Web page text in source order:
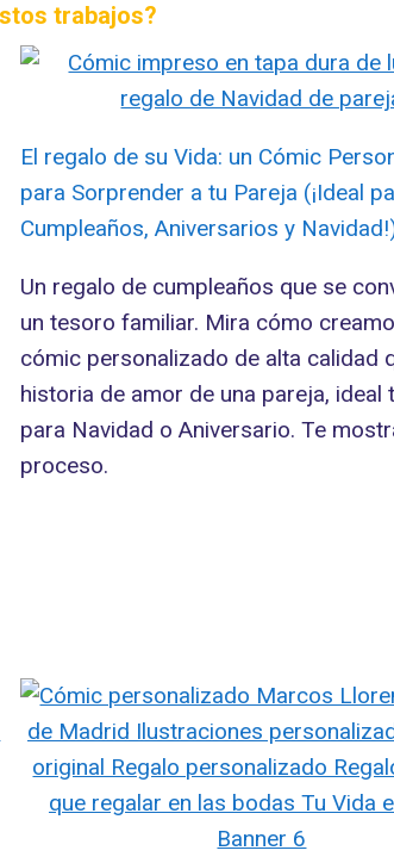
trabajos?
El regalo de su Vida: un Cómic
para Sorprender a tu Pareja (¡Ideal
Cumpleaños, Aniversarios y
Un regalo de cumpleaños que se
un tesoro familiar. Mira cómo
cómic personalizado de alta calidad
historia de amor de una pareja, ideal
para Navidad o Aniversario. Te
proceso.